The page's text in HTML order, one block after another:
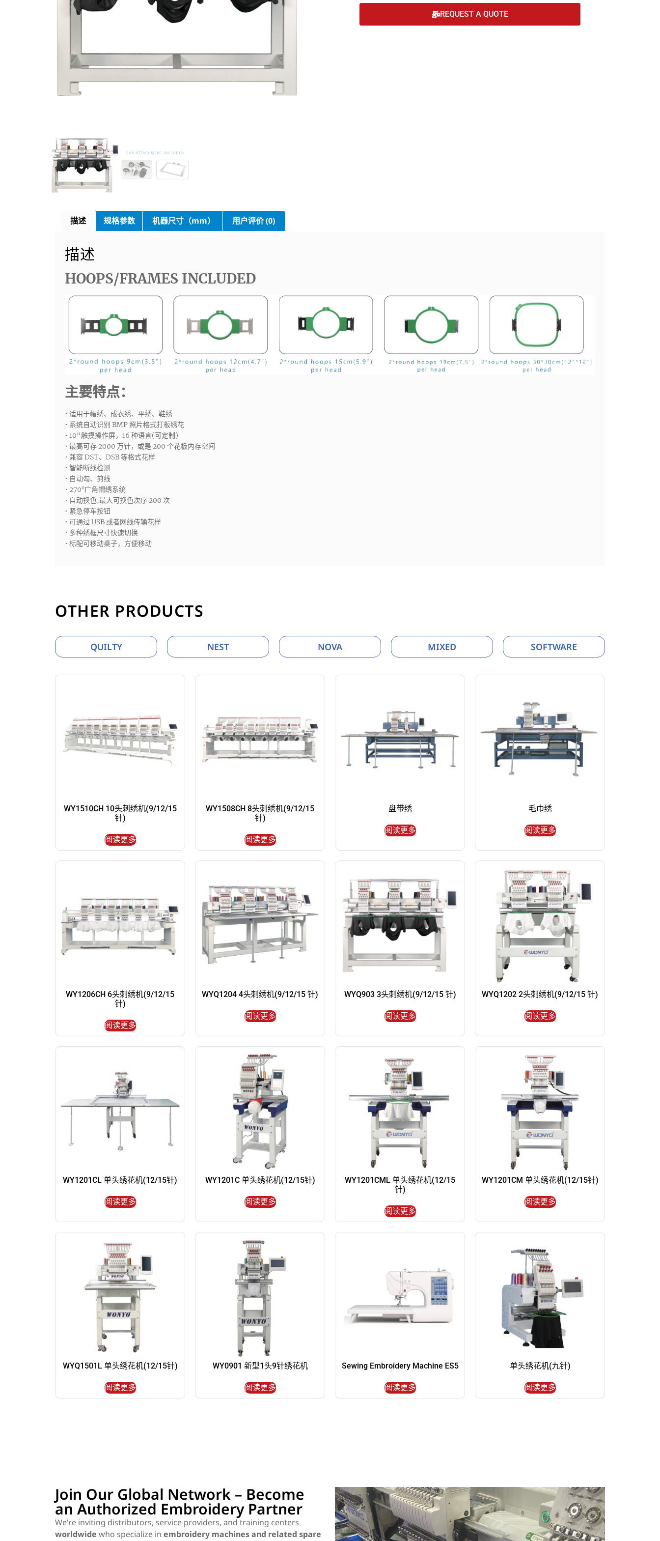
REQUEST A QUOTE
描述 规格参数 机器尺寸（mm） 用户评价 (0)
描述
HOOPS/FRAMES INCLUDED
主要特点：
• 适用于帽绣、成衣绣、平绣、鞋绣
• 系统自动识别 BMP 照片格式打板绣花
• 10“触摸操作屏，16 种语言(可定制)
• 最高可存 2000 万针，或是 200 个花板内存空间
• 兼容 DST、DSB 等格式花样
• 智能断线检测
• 自动勾、剪线
• 270°广角帽绣系统
• 自动换色,最大可换色次序 200 次
• 紧急停车按钮
• 可通过 USB 或者网线传输花样
• 多种绣框尺寸快速切换
• 标配可移动桌子，方便移动
OTHER PRODUCTS
QUILTY NEST NOVA MIXED SOFTWARE
WY1510CH 10头刺绣机(9/12/15
针)
阅读更多
WY1508CH 8头刺绣机(9/12/15
针)
阅读更多
盘带绣
阅读更多
毛巾绣
阅读更多
WY1206CH 6头刺绣机(9/12/15
针)
阅读更多
WYQ1204 4头刺绣机(9/12/15 针)
阅读更多
WYQ903 3头刺绣机(9/12/15 针)
阅读更多
WYQ1202 2头刺绣机(9/12/15 针)
阅读更多
WY1201CL 单头绣花机(12/15针)
阅读更多
WY1201C 单头绣花机(12/15针)
阅读更多
WY1201CML 单头绣花机(12/15
针)
阅读更多
WY1201CM 单头绣花机(12/15针)
阅读更多
WYQ1501L 单头绣花机(12/15针)
阅读更多
WY0901 新型1头9针绣花机
阅读更多
Sewing Embroidery Machine ES5
阅读更多
单头绣花机(九针)
阅读更多
Join Our Global Network – Become
an Authorized Embroidery Partner
We’re inviting distributors, service providers, and training centers
worldwide who specialize in embroidery machines and related spare